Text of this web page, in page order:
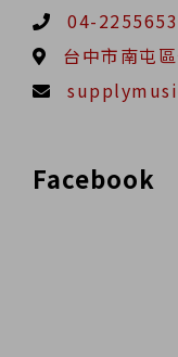
04-
台中市南屯
Facebook